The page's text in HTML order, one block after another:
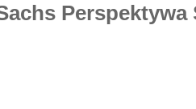
Perspektywa